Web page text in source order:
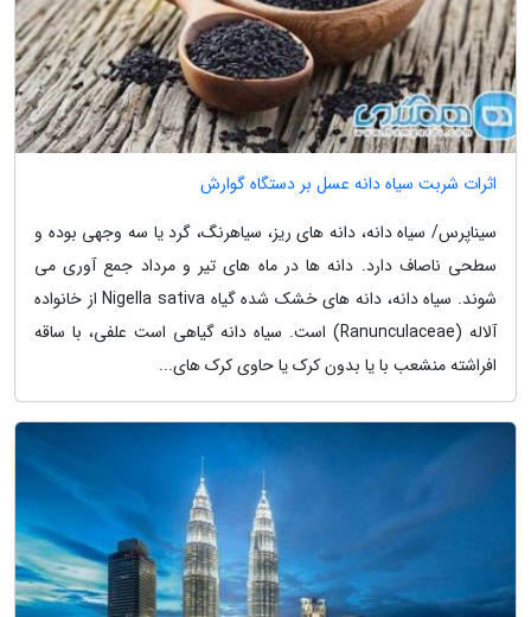
اثرات شربت سیاه دانه عسل بر دستگاه گوارش
سیناپرس/ سیاه دانه، دانه های ریز، سیاهرنگ، گرد یا سه وجهی بوده و
سطحی ناصاف دارد. دانه ها در ماه های تیر و مرداد جمع آوری می
شوند. سیاه دانه، دانه های خشک شده گیاه Nigella sativa از خانواده
آلاله (Ranunculaceae) است. سیاه دانه گیاهی است علفی، با ساقه
افراشته منشعب با یا بدون کرک یا حاوی کرک های...